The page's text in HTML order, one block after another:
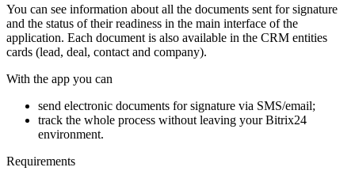
You can see information about all the documents sent for signature
and the status of their readiness in the main interface of the
application. Each document is also available in the CRM entities
cards (lead, deal, contact and company).
With the app you can
send electronic documents for signature via SMS/email;
track the whole process without leaving your Bitrix24
environment.
Requirements